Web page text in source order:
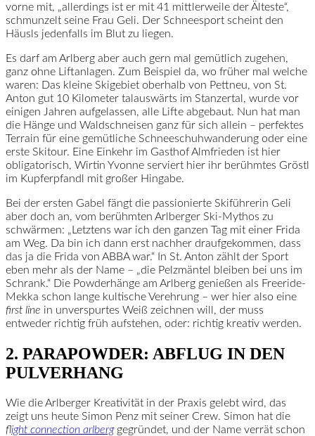
vorne mit, „allerdings ist er mit 41 mittlerweile der Älteste“,
schmunzelt seine Frau Geli. Der Schneesport scheint den
Häusls jedenfalls im Blut zu liegen.
Es darf am Arlberg aber auch gern mal gemütlich zugehen,
ganz ohne Liftanlagen. Zum Beispiel da, wo früher mal welche
waren: Das kleine Skigebiet oberhalb von Pettneu, von St.
Anton gut 10 Kilometer talauswärts im Stanzertal, wurde vor
einigen Jahren aufgelassen, alle Lifte abgebaut. Nun hat man
die Hänge und Waldschneisen ganz für sich allein ­– perfektes
Terrain für eine gemütliche Schneeschuhwanderung oder eine
erste Skitour. Eine Einkehr im Gasthof Almfrieden ist hier
obligatorisch, Wirtin Yvonne serviert hier ihr berühmtes Gröstl
im Kupferpfandl mit großer Hingabe.
Bei der ersten Gabel fängt die passionierte Skiführerin Geli
aber doch an, vom berühmten Arlberger Ski-Mythos zu
schwärmen: „Letztens war ich den ganzen Tag mit einer Frida
am Weg. Da bin ich dann erst nachher draufgekommen, dass
das ja die Frida von ABBA war.“ In St. Anton zählt der Sport
eben mehr als der Name – „die Pelzmäntel bleiben bei uns im
Schrank.“ Die Powderhänge am Arlberg genießen als Freeride-
Mekka schon lange kultische Verehrung – wer hier also eine
first line in unverspurtes Weiß zeichnen will, der muss
entweder richtig früh aufstehen, oder: richtig kreativ werden.
2. PARAPOWDER: ABFLUG IN DEN
PULVERHANG
Wie die Arlberger Kreativität in der Praxis gelebt wird, das
zeigt uns heute Simon Penz mit seiner Crew. Simon hat die
flight connection arlberggegründet, und der Name verrät schon